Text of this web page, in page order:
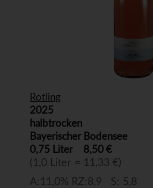
Rotling
2025
halbtrocken
Bayerischer Bodensee
0,75 Liter
8,50 €
(1,0 Liter = 11,33 €)
A:11,0% RZ:8,9 S: 5,8